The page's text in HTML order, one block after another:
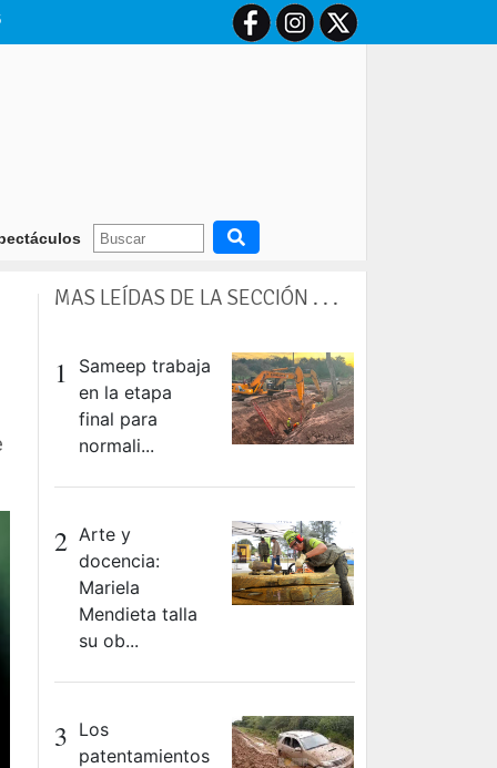
Rosario para despedir a su padre Jorge Tras una dura
MAS LEÍDAS DE LA SECCIÓN . . .
1
Sameep trabaja
en la etapa
final para
normali...
2 Arte y
docencia:
Mariela
Mendieta talla
su ob...
3 Los
patentamientos